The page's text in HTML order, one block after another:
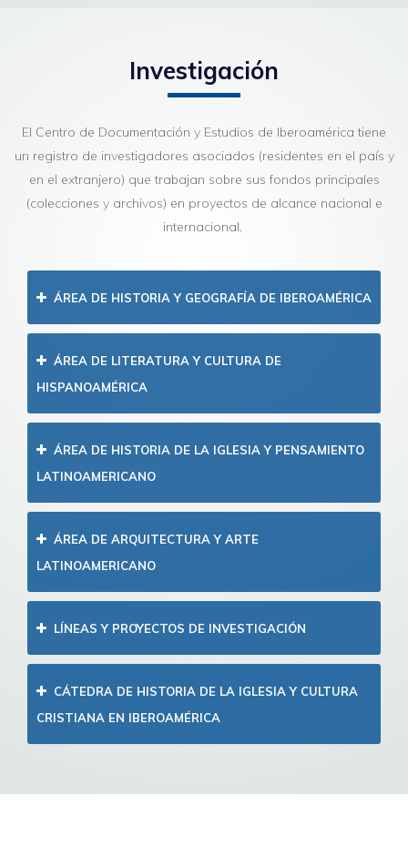
Investigación
El Centro de Documentación y Estudios de Iberoamérica tiene
un registro de investigadores asociados (residentes en el país y
en el extranjero) que trabajan sobre sus fondos principales
(colecciones y archivos) en proyectos de alcance nacional e
internacional.
ÁREA DE HISTORIA Y GEOGRAFÍA DE IBEROAMÉRICA
ÁREA DE LITERATURA Y CULTURA DE
HISPANOAMÉRICA
ÁREA DE HISTORIA DE LA IGLESIA Y PENSAMIENTO
LATINOAMERICANO
ÁREA DE ARQUITECTURA Y ARTE
LATINOAMERICANO
LÍNEAS Y PROYECTOS DE INVESTIGACIÓN
CÁTEDRA DE HISTORIA DE LA IGLESIA Y CULTURA
CRISTIANA EN IBEROAMÉRICA